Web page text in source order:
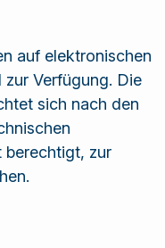
auf elektronischen
Verfügung. Die
sich nach den
berechtigt, zur